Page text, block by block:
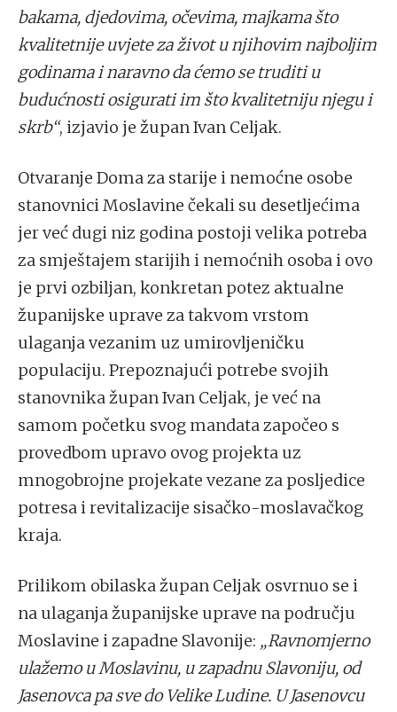
bakama, djedovima, očevima, majkama što
kvalitetnije uvjete za život u njihovim najboljim
godinama i naravno da ćemo se truditi u
budućnosti osigurati im što kvalitetniju njegu i
skrb“, izjavio je župan Ivan Celjak.
Otvaranje Doma za starije i nemoćne osobe
stanovnici Moslavine čekali su desetljećima
jer već dugi niz godina postoji velika potreba
za smještajem starijih i nemoćnih osoba i ovo
je prvi ozbiljan, konkretan potez aktualne
županijske uprave za takvom vrstom
ulaganja vezanim uz umirovljeničku
populaciju. Prepoznajući potrebe svojih
stanovnika župan Ivan Celjak, je već na
samom početku svog mandata započeo s
provedbom upravo ovog projekta uz
mnogobrojne projekate vezane za posljedice
potresa i revitalizacije sisačko-moslavačkog
kraja.
Prilikom obilaska župan Celjak osvrnuo se i
na ulaganja županijske uprave na području
Moslavine i zapadne Slavonije: „Ravnomjerno
ulažemo u Moslavinu, u zapadnu Slavoniju, od
Jasenovca pa sve do Velike Ludine. U Jasenovcu